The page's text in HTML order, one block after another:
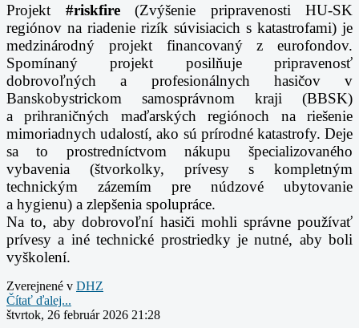
Projekt #riskfire(Zvýšenie pripravenosti HU-SK
regiónov na riadenie rizík súvisiacich s katastrofami) je
medzinárodný projekt financovaný z eurofondov.
Spomínaný projekt posilňuje pripravenosť
dobrovoľných a profesionálnych hasičov v
Banskobystrickom samosprávnom kraji (BBSK)
aprihraničných maďarských regiónoch na riešenie
mimoriadnych udalostí, ako sú prírodné katastrofy. Deje
sa to prostredníctvom nákupu špecializovaného
vybavenia (štvorkolky, prívesy s kompletným
technickým zázemím pre núdzové ubytovanie
a hygienu) a zlepšenia spolupráce.
Na to, aby dobrovoľní hasiči mohli správne používať
prívesy a iné technické prostriedky jenutné, aby boli
vyškolení.
Zverejnené v DHZ
Čítať ďalej...
štvrtok, 26 február 2026 21:28